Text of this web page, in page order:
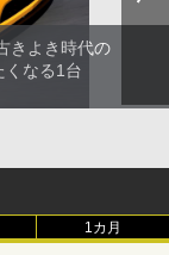
きよき時代の
くなる1台
1カ月